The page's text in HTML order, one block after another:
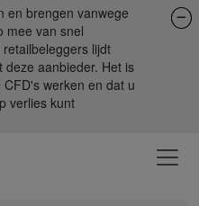
en brengen vanwege
mee van snel
lijdt
aanbieder. Het is
werken en dat u
verlies kunt